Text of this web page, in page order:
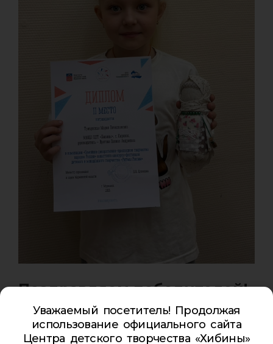
Поздравляем победителей!
22/12/2025 отRoman Gnilorybov
Маша Трибунская из объединения «Калейдоскоп
Уважаемый посетитель! Продолжая
использование официального сайта
Центра детского творчества «Хибины»